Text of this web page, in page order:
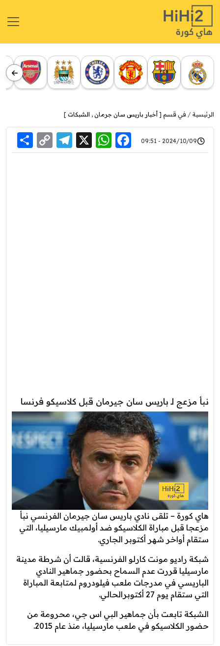
الرئيسية في قسم [ أخبار باريس سان جرمان , الشبكات ]
2024/10/09 - 09:51
Facebook
WhatsApp
X
Link
نبأ مزعج لـ باريس سان جيرمان قبل كلاسيكو فرنسا
هاي كورة – تلقى نادي باريس سان جيرمان الفرنسي نبأ
مزعجا قبل مباراة الكلاسيكو ضد أولمبيك مارسيليا، التي
ستقام أواخر شهر أكتوبر الجاري.
شبكة راديو مونت كارلو الفرنسية، قالت أن شرطة مدينة
مارسيليا قررت عدم السماح بحضور جماهير النادي
الباريسي في مدرجات ملعب فيلودروم لمتابعة المباراة
التي ستقام يوم 27 أكتوبرالحالي.
الشبكة تابعت بأن جماهير البي اس جي، محرومة من
حضور الكلاسيكو في ملعب مارسيليا، منذ عام 2015.